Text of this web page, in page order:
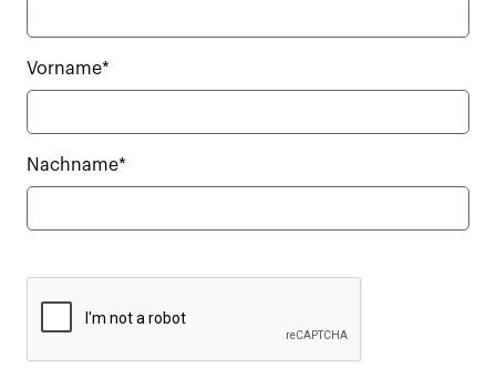
Vorname*
Nachname*